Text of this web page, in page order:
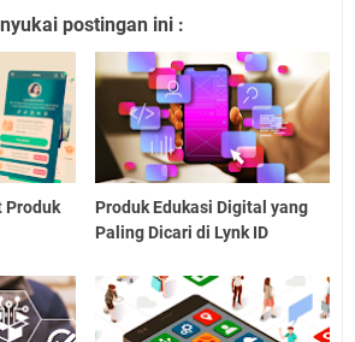
postingan ini :
Produk
Produk Edukasi Digital yang
Paling Dicari di Lynk ID